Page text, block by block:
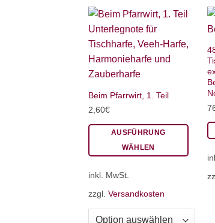
Beim Pfarrwirt, 1. Teil
2,60€
AUSFÜHRUNG
WÄHLEN
Produkt
weist
Varianten
inkl. MwSt.
zzgl. Versandkosten